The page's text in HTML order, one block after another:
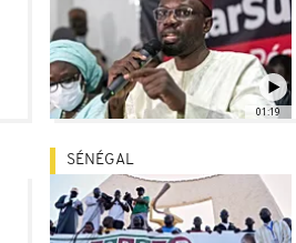
01:19
SÉNÉGAL